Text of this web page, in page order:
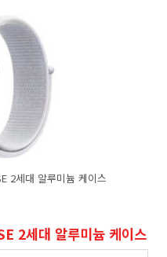
2세대 알루미늄 케이스
2세대 알루미늄 케이스